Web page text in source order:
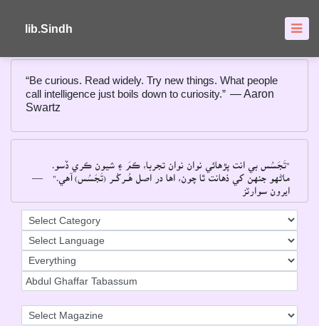
lib.Sindh
“Be curious. Read widely. Try new things. What people
call intelligence just boils down to curiosity.” ― Aaron
Swartz
"تَجَسُس بي انت پڙهائي نوان نوان تجربا، ڪمَ ۽ شيون ڪري ڏسو۔
ماڻهو جنهن کي ذهانت ٿا چون، اها در اصل هُــرکُــر (تَجَسُس) آهي۔"
ايرون سوارٽز